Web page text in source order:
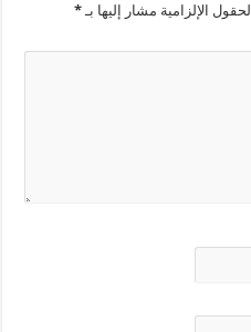
الحقول الإلزامية مشار إليها بـ*